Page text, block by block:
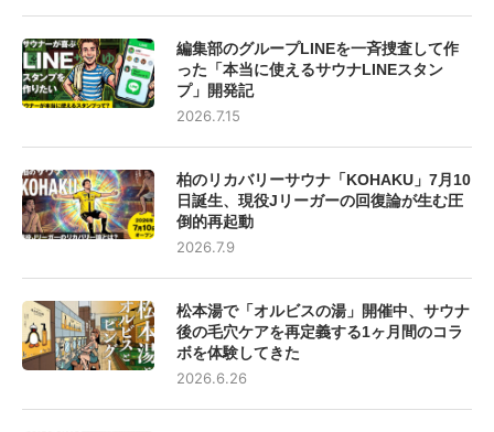
編集部のグループLINEを一斉捜査して作
った「本当に使えるサウナLINEスタン
プ」開発記
2026.7.15
柏のリカバリーサウナ「KOHAKU」7月10
日誕生、現役Jリーガーの回復論が生む圧
倒的再起動
2026.7.9
松本湯で「オルビスの湯」開催中、サウナ
後の毛穴ケアを再定義する1ヶ月間のコラ
ボを体験してきた
2026.6.26